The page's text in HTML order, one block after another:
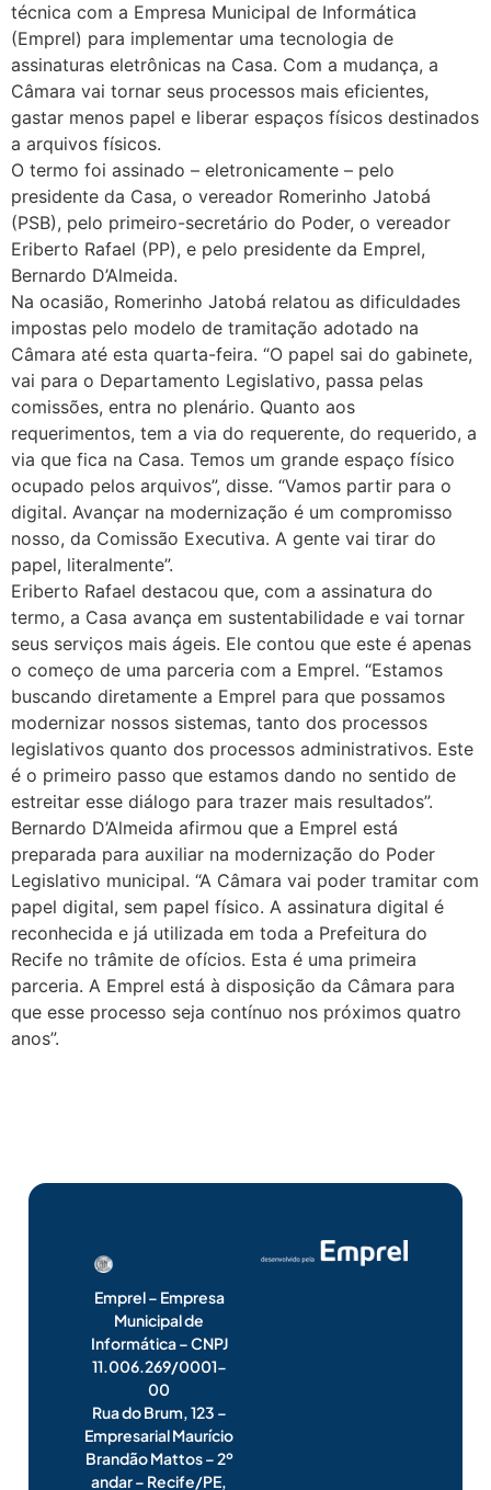
técnica com a Empresa Municipal de Informática
(Emprel) para implementar uma tecnologia de
assinaturas eletrônicas na Casa. Com a mudança, a
Câmara vai tornar seus processos mais eficientes,
gastar menos papel e liberar espaços físicos destinados
a arquivos físicos.
O termo foi assinado – eletronicamente – pelo
presidente da Casa, o vereador Romerinho Jatobá
(PSB), pelo primeiro-secretário do Poder, o vereador
Eriberto Rafael (PP), e pelo presidente da Emprel,
Bernardo D’Almeida.
Na ocasião, Romerinho Jatobá relatou as dificuldades
impostas pelo modelo de tramitação adotado na
Câmara até esta quarta-feira. “O papel sai do gabinete,
vai para o Departamento Legislativo, passa pelas
comissões, entra no plenário. Quanto aos
requerimentos, tem a via do requerente, do requerido, a
via que fica na Casa. Temos um grande espaço físico
ocupado pelos arquivos”, disse. “Vamos partir para o
digital. Avançar na modernização é um compromisso
nosso, da Comissão Executiva. A gente vai tirar do
papel, literalmente”.
Eriberto Rafael destacou que, com a assinatura do
termo, a Casa avança em sustentabilidade e vai tornar
seus serviços mais ágeis. Ele contou que este é apenas
o começo de uma parceria com a Emprel. “Estamos
buscando diretamente a Emprel para que possamos
modernizar nossos sistemas, tanto dos processos
legislativos quanto dos processos administrativos. Este
é o primeiro passo que estamos dando no sentido de
estreitar esse diálogo para trazer mais resultados”.
Bernardo D’Almeida afirmou que a Emprel está
preparada para auxiliar na modernização do Poder
Legislativo municipal. “A Câmara vai poder tramitar com
papel digital, sem papel físico. A assinatura digital é
reconhecida e já utilizada em toda a Prefeitura do
Recife no trâmite de ofícios. Esta é uma primeira
parceria. A Emprel está à disposição da Câmara para
que esse processo seja contínuo nos próximos quatro
anos”.
Emprel – Empresa
Municipal de
Informática – CNPJ
11.006.269/0001-
00
Rua do Brum, 123 –
Empresarial Maurício
Brandão Mattos – 2º
andar – Recife/PE,